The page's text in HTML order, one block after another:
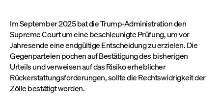
Im September 2025 bat die Trump-Administration den
Supreme Court um eine beschleunigte Prüfung, um vor
Jahresende eine endgültige Entscheidung zu erzielen. Die
Gegenparteien pochen auf Bestätigung des bisherigen
Urteils und verweisen auf das Risiko erheblicher
Rückerstattungsforderungen, sollte die Rechtswidrigkeit der
Zölle bestätigt werden.